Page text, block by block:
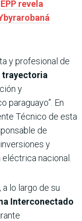
revela
y profesional de
trayectoria
y
paraguayo”. En
Técnico de esta
de
y
nacional.
lo largo de su
Interconectado